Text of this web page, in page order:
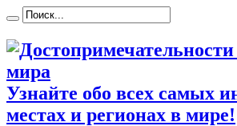
Узнайте обо всех самых
местах и регионах в мире!